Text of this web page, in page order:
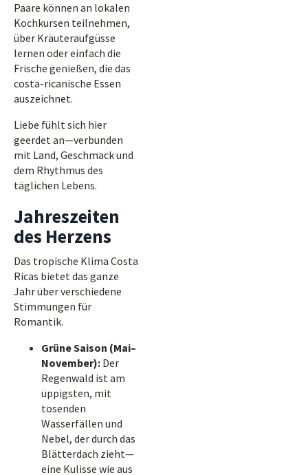
Paare können an lokalen
Kochkursen teilnehmen,
über Kräuteraufgüsse
lernen oder einfach die
Frische genießen, die das
costa-ricanische Essen
auszeichnet.
Liebe fühlt sich hier
geerdet an—verbunden
mit Land, Geschmack und
dem Rhythmus des
täglichen Lebens.
Jahreszeiten
des Herzens
Das tropische Klima Costa
Ricas bietet das ganze
Jahr über verschiedene
Stimmungen für
Romantik.
Grüne Saison (Mai–
November): Der
Regenwald ist am
üppigsten, mit
tosenden
Wasserfällen und
Nebel, der durch das
Blätterdach zieht—
eine Kulisse wie aus